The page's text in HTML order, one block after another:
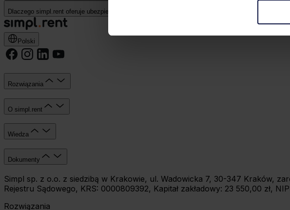
Dlaczego simpl.rent oferuje ubezpieczenie najemcy?
Polski
Rozwiązania
O simpl.rent
Wiedza
Dokumenty
Simpl sp. z o.o. z siedzibą w Krakowie, ul. Wadowicka 7, 30-347 Kraków,
Rejestru Sądowego, KRS: 0000809392, Kapitał zakładowy: 23 550,00 zł,
Rozwiązania